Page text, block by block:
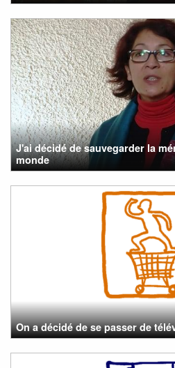
J'ai décidé de sauvegarder la
monde
On a décidé de se passer de